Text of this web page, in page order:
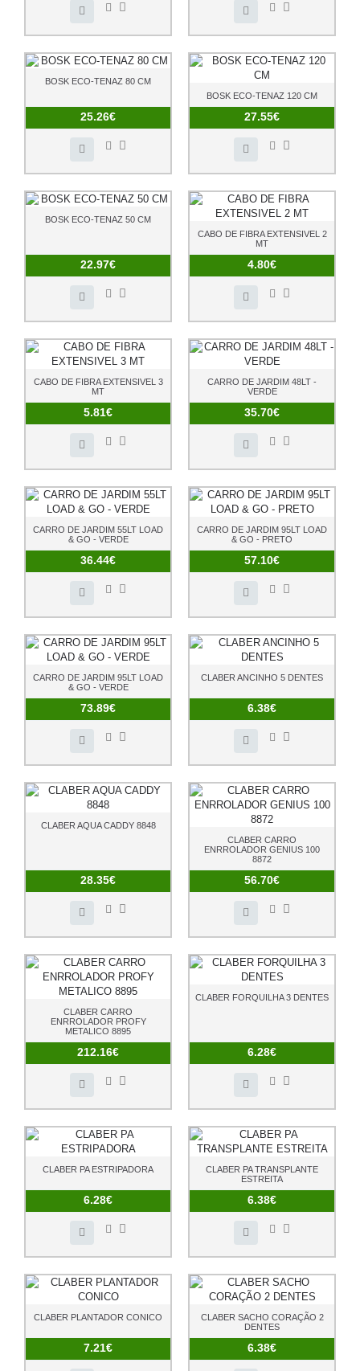
BOSK ECO-TENAZ 80 CM
25.26€
BOSK ECO-TENAZ 120 CM
27.55€
BOSK ECO-TENAZ 50 CM
22.97€
CABO DE FIBRA EXTENSIVEL 2
MT
4.80€
CABO DE FIBRA EXTENSIVEL 3
MT
5.81€
CARRO DE JARDIM 48LT -
VERDE
35.70€
CARRO DE JARDIM 55LT LOAD
& GO - VERDE
36.44€
CARRO DE JARDIM 95LT LOAD
& GO - PRETO
57.10€
CARRO DE JARDIM 95LT LOAD
& GO - VERDE
73.89€
CLABER ANCINHO 5 DENTES
6.38€
CLABER AQUA CADDY 8848
28.35€
CLABER CARRO
ENRROLADOR GENIUS 100
8872
56.70€
CLABER CARRO
ENRROLADOR PROFY
METALICO 8895
212.16€
CLABER FORQUILHA 3 DENTES
6.28€
CLABER PA ESTRIPADORA
6.28€
CLABER PA TRANSPLANTE
ESTREITA
6.38€
CLABER PLANTADOR CONICO
7.21€
CLABER SACHO CORAÇÃO 2
DENTES
6.38€